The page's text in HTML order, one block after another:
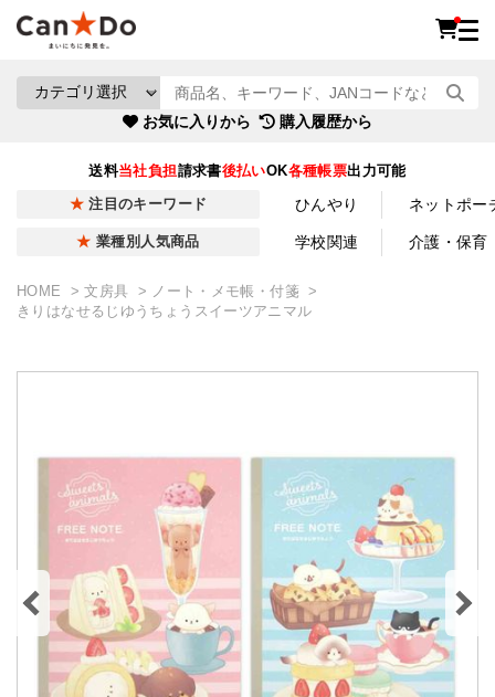
お気に入りから 購入履歴から
送料当社負担請求書後払いOK各種帳票出力可能
注目のキーワード ひんやり ネットポー
業種別人気商品 学校関連 介護・保育
HOME 文房具
ノート・メモ帳・付箋
きりはなせるじゆうちょうスイーツアニマル